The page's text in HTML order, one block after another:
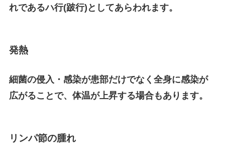
れであるハ行(跛行)としてあらわれます。
発熱
細菌の侵入・感染が患部だけでなく全身に感染が
広がることで、体温が上昇する場合もあります。
リンパ節の腫れ